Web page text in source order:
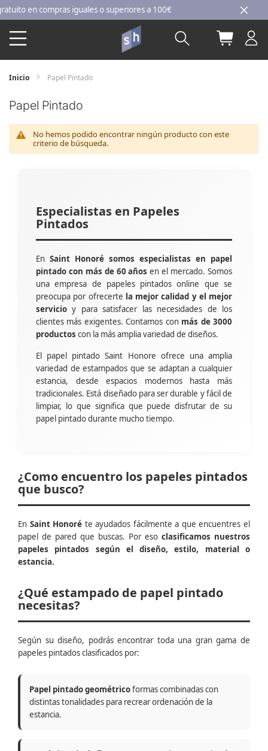
Ir
al
contenido
en compras iguales o superiores a 100€
Buscar Mi
Inicio Papel Pintado
Papel Pintado
No hemos podido encontrar ningún producto con este
criterio de búsqueda.
Especialistas en Papeles
Pintados
En Saint Honoré somos especialistas en papel
pintado con más de 60 años en el mercado. Somos
una empresa de papeles pintados online que se
preocupa por ofrecerte la mejor calidad y el mejor
servicio y para satisfacer las necesidades de los
clientes más exigentes. Contamos con más de 3000
productos con la más amplia variedad de diseños.
El papel pintado Saint Honore ofrece una amplia
variedad de estampados que se adaptan a cualquier
estancia, desde espacios modernos hasta más
tradicionales. Está diseñado para ser durable y fácil de
limpiar, lo que significa que puede disfrutar de su
papel pintado durante mucho tiempo.
¿Como encuentro los papeles pintados
que busco?
En Saint Honoré te ayudados fácilmente a que encuentres el
papel de pared que buscas. Por eso clasificamos nuestros
papeles pintados según el diseño, estilo, material o
estancia.
¿Qué estampado de papel pintado
necesitas?
Según su diseño, podrás encontrar toda una gran gama de
papeles pintados clasificados por:
Papel pintado geométricoformas combinadas con
distintas tonalidades para recrear ordenación de la
estancia.